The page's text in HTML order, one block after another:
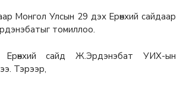
Монгол Улсын 29 дэх Ерөнхий сайдаар
томиллоо.
сайд Ж.Эрдэнэбат УИХ-ын
Тэрээр,